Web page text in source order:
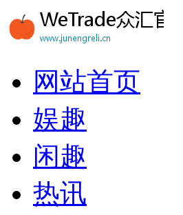
网站首页
娱趣
闲趣
热讯